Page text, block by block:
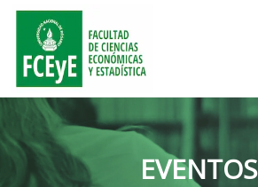
EVENTOS